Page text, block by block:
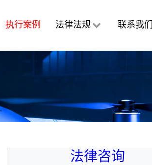
执行案例 法律法规 联系我们
法律咨询